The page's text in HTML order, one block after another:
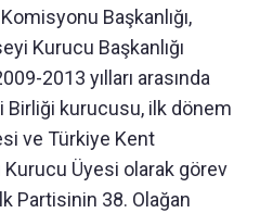
Başkanlığı,
Kurucu Başkanlığı
2013 yılları arasında
kurucusu, ilk dönem
ve Türkiye Kent
Üyesi olarak görev
Partisinin 38. Olağan